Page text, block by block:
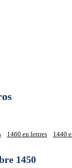
1460 en lettres 1440
1450